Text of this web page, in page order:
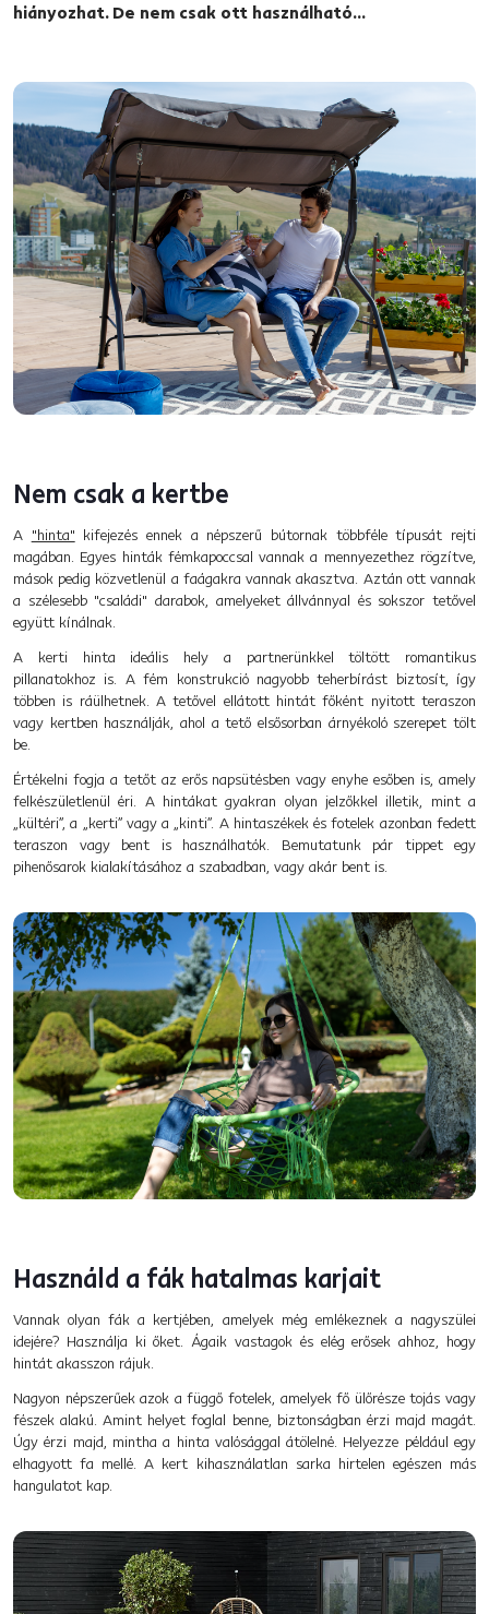
hiányozhat. De nem csak ott használható...
Nem csak a kertbe
A "hinta" kifejezés ennek a népszerű bútornak többféle típusát rejti
magában. Egyes hinták fémkapoccsal vannak a mennyezethez rögzítve,
mások pedig közvetlenül a faágakra vannak akasztva. Aztán ott vannak
a szélesebb "családi" darabok, amelyeket állvánnyal és sokszor tetővel
együtt kínálnak.
A kerti hinta ideális hely a partnerünkkel töltött romantikus
pillanatokhoz is. A fém konstrukció nagyobb teherbírást biztosít, így
többen is ráülhetnek. A tetővel ellátott hintát főként nyitott teraszon
vagy kertben használják, ahol a tető elsősorban árnyékoló szerepet tölt
be.
Értékelni fogja a tetőt az erős napsütésben vagy enyhe esőben is, amely
felkészületlenül éri. A hintákat gyakran olyan jelzőkkel illetik, mint a
„kültéri”, a „kerti” vagy a „kinti”. A hintaszékek és fotelek azonban fedett
teraszon vagy bent is használhatók. Bemutatunk pár tippet egy
pihenősarok kialakításához a szabadban, vagy akár bent is.
Használd a fák hatalmas karjait
Vannak olyan fák a kertjében, amelyek még emlékeznek a nagyszülei
idejére? Használja ki őket. Ágaik vastagok és elég erősek ahhoz, hogy
hintát akasszon rájuk.
Nagyon népszerűek azok a függő fotelek, amelyek fő ülőrésze tojás vagy
fészek alakú. Amint helyet foglal benne, biztonságban érzi majd magát.
Úgy érzi majd, mintha a hinta valósággal átölelné. Helyezze például egy
elhagyott fa mellé. A kert kihasználatlan sarka hirtelen egészen más
hangulatot kap.